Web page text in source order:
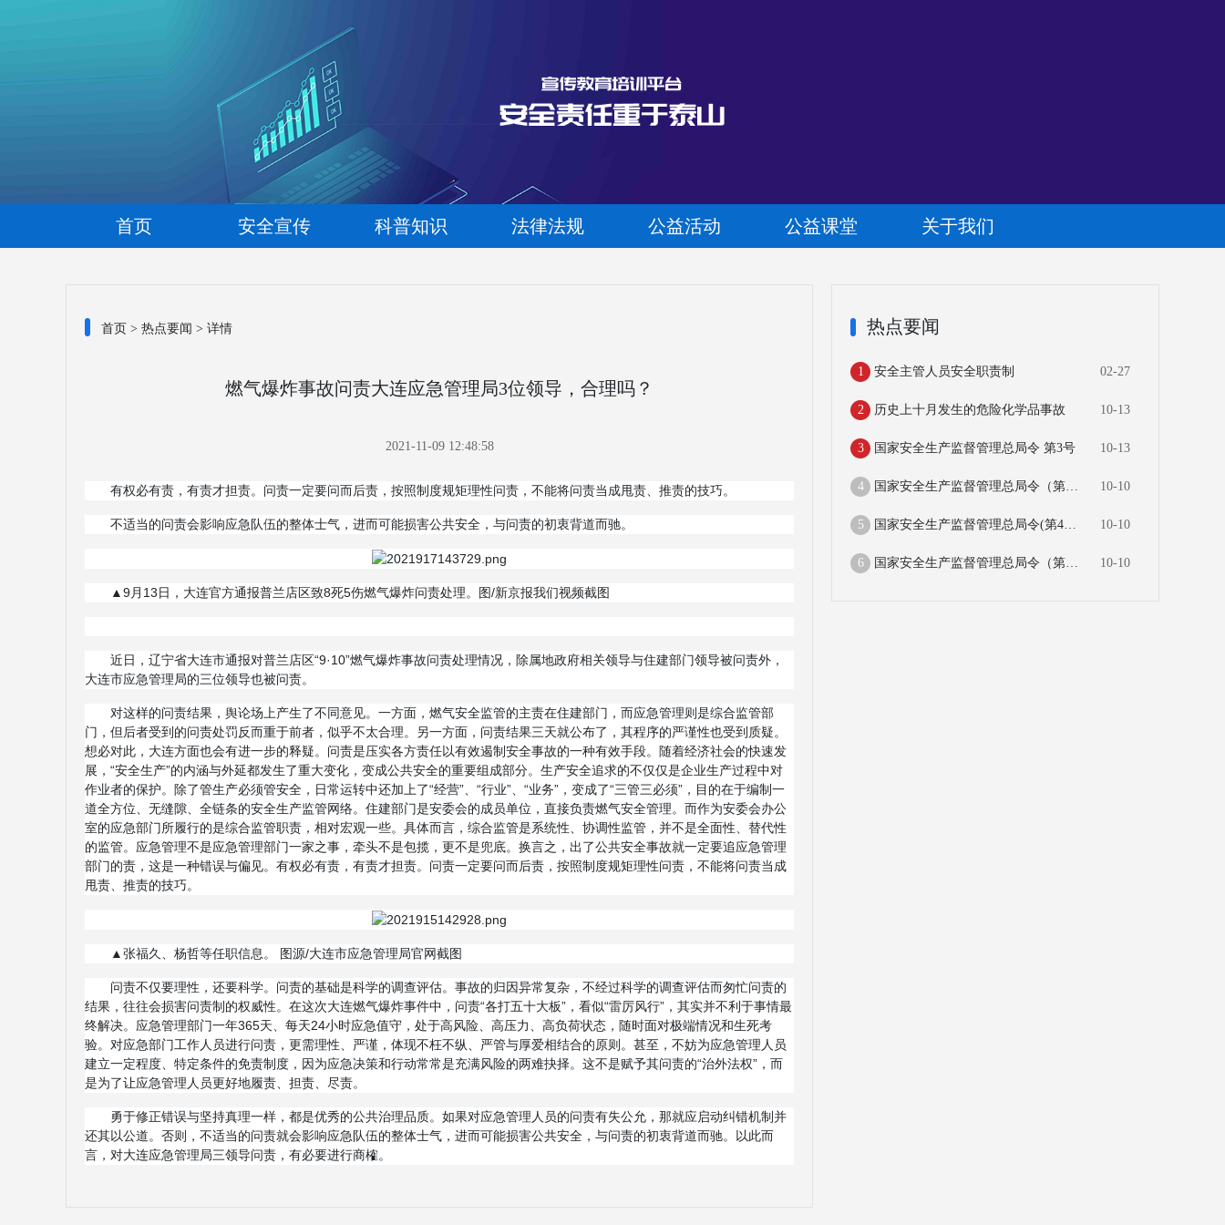
首页 安全宣传 科普知识 法律法规 公益活动 公益课堂 关于我们
热点要闻
1 安全主管人员安全职责制 02-27
2 历史上十月发生的危险化学品事故 10-13
3 国家安全生产监督管理总局令 第3号 10-13
4 国家安全生产监督管理总局令（第88号）生产安全事故应急预案管理办法 10-10
5 国家安全生产监督管理总局令(第49号)用人单位职业健康监护监督管理办法 10-10
6 国家安全生产监督管理总局令（第30号）《特种作业人员安全技术培训考核管理规定》 10-10
首页 > 热点要闻 > 详情
燃气爆炸事故问责大连应急管理局3位领导，合理吗？
2021-11-09 12:48:58
有权必有责，有责才担责。问责一定要问而后责，按照制度规矩理性问责，不能将问责当成甩责、推责的技巧。
不适当的问责会影响应急队伍的整体士气，进而可能损害公共安全，与问责的初衷背道而驰。
▲9月13日，大连官方通报普兰店区致8死5伤燃气爆炸问责处理。图/新京报我们视频截图
近日，辽宁省大连市通报对普兰店区“9·10”燃气爆炸事故问责处理情况，除属地政府相关领导与住建部门领导被问责外，
大连市应急管理局的三位领导也被问责。
对这样的问责结果，舆论场上产生了不同意见。一方面，燃气安全监管的主责在住建部门，而应急管理则是综合监管部
门，但后者受到的问责处罚反而重于前者，似乎不太合理。另一方面，问责结果三天就公布了，其程序的严谨性也受到质疑。
想必对此，大连方面也会有进一步的释疑。问责是压实各方责任以有效遏制安全事故的一种有效手段。随着经济社会的快速发
展，“安全生产”的内涵与外延都发生了重大变化，变成公共安全的重要组成部分。生产安全追求的不仅仅是企业生产过程中对
作业者的保护。除了管生产必须管安全，日常运转中还加上了“经营”、“行业”、“业务”，变成了“三管三必须”，目的在于编制一
道全方位、无缝隙、全链条的安全生产监管网络。住建部门是安委会的成员单位，直接负责燃气安全管理。而作为安委会办公
室的应急部门所履行的是综合监管职责，相对宏观一些。具体而言，综合监管是系统性、协调性监管，并不是全面性、替代性
的监管。应急管理不是应急管理部门一家之事，牵头不是包揽，更不是兜底。换言之，出了公共安全事故就一定要追应急管理
部门的责，这是一种错误与偏见。有权必有责，有责才担责。问责一定要问而后责，按照制度规矩理性问责，不能将问责当成
甩责、推责的技巧。
▲张福久、杨哲等任职信息。 图源/大连市应急管理局官网截图
问责不仅要理性，还要科学。问责的基础是科学的调查评估。事故的归因异常复杂，不经过科学的调查评估而匆忙问责的
结果，往往会损害问责制的权威性。在这次大连燃气爆炸事件中，问责“各打五十大板”，看似“雷厉风行”，其实并不利于事情最
终解决。应急管理部门一年365天、每天24小时应急值守，处于高风险、高压力、高负荷状态，随时面对极端情况和生死考
验。对应急部门工作人员进行问责，更需理性、严谨，体现不枉不纵、严管与厚爱相结合的原则。甚至，不妨为应急管理人员
建立一定程度、特定条件的免责制度，因为应急决策和行动常常是充满风险的两难抉择。这不是赋予其问责的“治外法权”，而
是为了让应急管理人员更好地履责、担责、尽责。
勇于修正错误与坚持真理一样，都是优秀的公共治理品质。如果对应急管理人员的问责有失公允，那就应启动纠错机制并
还其以公道。否则，不适当的问责就会影响应急队伍的整体士气，进而可能损害公共安全，与问责的初衷背道而驰。以此而
言，对大连应急管理局三领导问责，有必要进行商榷。